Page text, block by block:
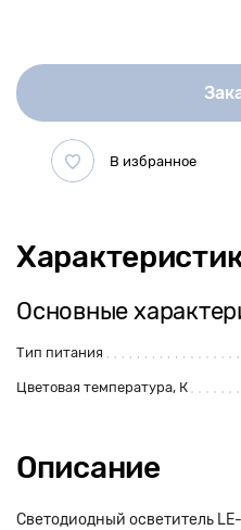
Основные
Тип питания
Цветовая температура, К
Описание
Светодиодный осветитель